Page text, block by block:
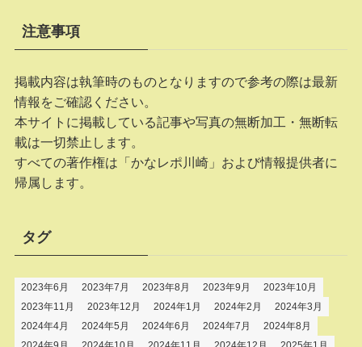
注意事項
掲載内容は執筆時のものとなりますので参考の際は最新
情報をご確認ください。
本サイトに掲載している記事や写真の無断加工・無断転
載は一切禁止します。
すべての著作権は「かなレポ川崎」および情報提供者に
帰属します。
タグ
2023年6月 2023年7月 2023年8月 2023年9月
2023年10月
2023年11月
2023年12月 2024年1月 2024年2月
2024年3月
2024年4月
2024年5月 2024年6月 2024年7月
2024年8月